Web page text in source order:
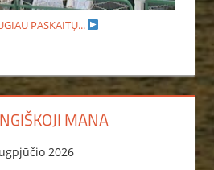
PASKAITŲ...
MANA
2026